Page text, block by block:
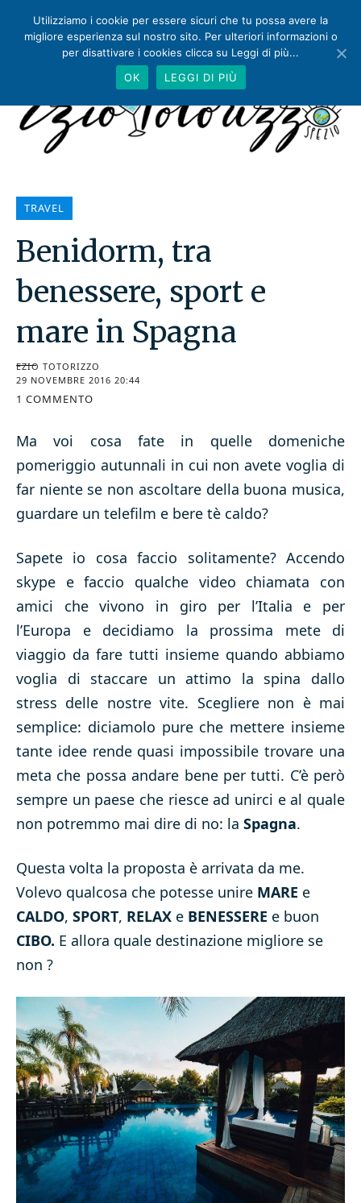
TRAVEL
Benidorm, tra
benessere, sport e
mare in Spagna
EZIO TOTORIZZO
29 NOVEMBRE 2016 20:44
1 COMMENTO
Ma voi cosa fate in quelle domeniche
pomeriggio autunnali in cui non avete voglia di
far niente se non ascoltare della buona musica,
guardare un telefilm e bere tè caldo?
Sapete io cosa faccio solitamente? Accendo
skype e faccio qualche video chiamata con
amici che vivono in giro per l’Italia e per
l’Europa e decidiamo la prossima mete di
viaggio da fare tutti insieme quando abbiamo
voglia di staccare un attimo la spina dallo
stress delle nostre vite. Scegliere non è mai
semplice: diciamolo pure che mettere insieme
tante idee rende quasi impossibile trovare una
meta che possa andare bene per tutti. C’è però
sempre un paese che riesce ad unirci e al quale
non potremmo mai dire di no: la Spagna.
Questa volta la proposta è arrivata da me.
Volevo qualcosa che potesse unire MARE e
CALDO, SPORT, RELAX e BENESSERE e buon
CIBO. E allora quale destinazione migliore se
non ?
Utilizziamo i cookie per essere sicuri che tu possa avere la
migliore esperienza sul nostro sito. Per ulteriori informazioni o
per disattivare i cookies clicca su Leggi di più...
OK
LEGGI DI PIÙ